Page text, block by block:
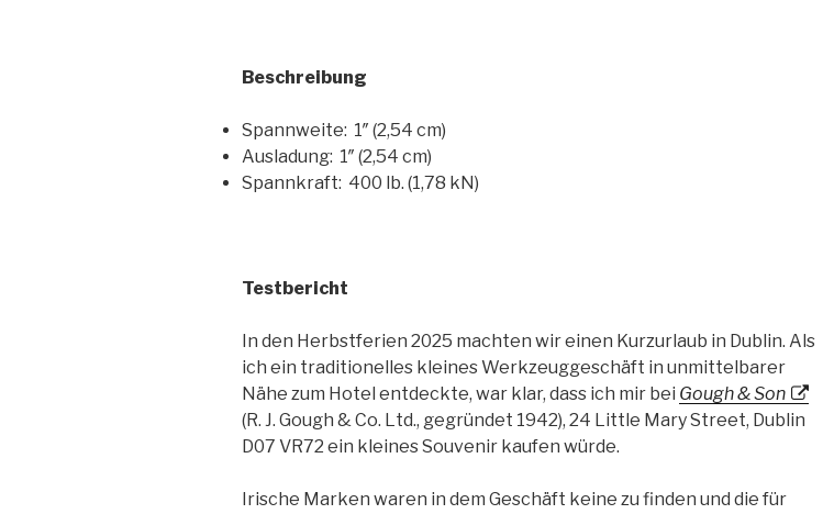
Beschreibung
Spannweite: 1″ (2,54 cm)
Ausladung: 1″ (2,54 cm)
Spannkraft: 400 lb. (1,78 kN)
Testbericht
In den Herbstferien 2025 machten wir einen Kurzurlaub in Dublin. Als
ich ein traditionelles kleines Werkzeuggeschäft in unmittelbarer
Nähe zum Hotel entdeckte, war klar, dass ich mir bei Gough & Son
(R. J. Gough & Co. Ltd., gegründet 1942), 24 Little Mary Street, Dublin
D07 VR72 ein kleines Souvenir kaufen würde.
Irische Marken waren in dem Geschäft keine zu finden und die für